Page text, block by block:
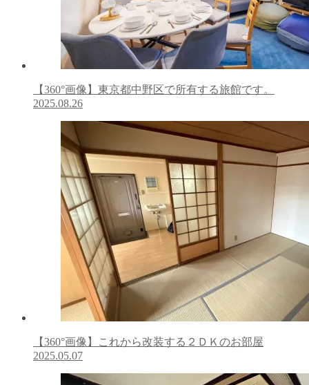
【360°画像】東京都中野区で所有する旅館です。
2025.08.26
【360°画像】これから改装する２ＤＫのお部屋
2025.05.07